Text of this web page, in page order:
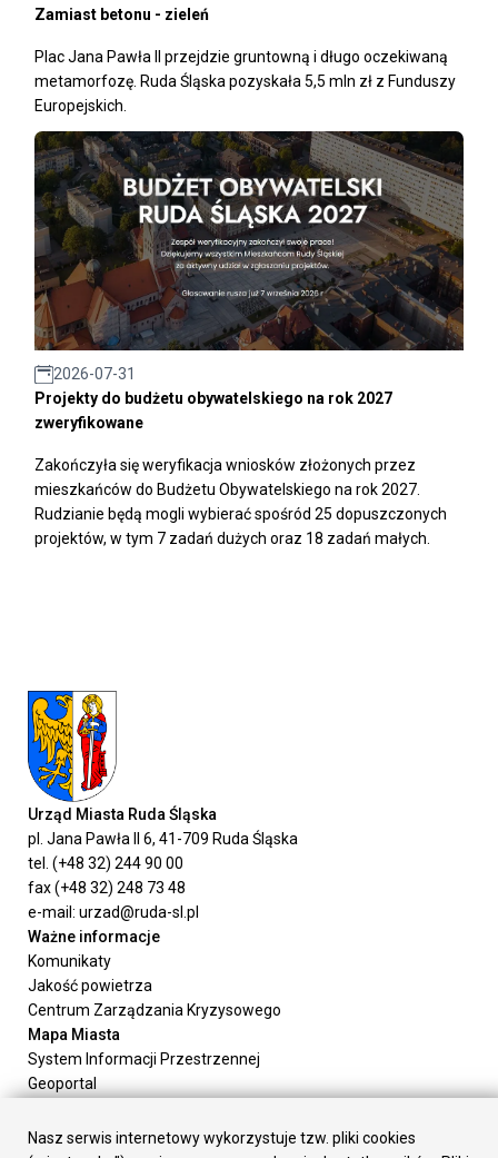
Zamiast betonu - zieleń
Plac Jana Pawła II przejdzie gruntowną i długo oczekiwaną
metamorfozę. Ruda Śląska pozyskała 5,5 mln zł z Funduszy
Europejskich.
2026-07-31
Projekty do budżetu obywatelskiego na rok 2027
zweryfikowane
Zakończyła się weryfikacja wniosków złożonych przez
mieszkańców do Budżetu Obywatelskiego na rok 2027.
Rudzianie będą mogli wybierać spośród 25 dopuszczonych
projektów, w tym 7 zadań dużych oraz 18 zadań małych.
Urząd Miasta Ruda Śląska
pl. Jana Pawła II 6, 41-709 Ruda Śląska
tel. (+48 32) 244 90 00
fax (+48 32) 248 73 48
e-mail: urzad@ruda-sl.pl
Ważne informacje
Komunikaty
Jakość powietrza
Centrum Zarządzania Kryzysowego
Mapa Miasta
System Informacji Przestrzennej
Geoportal
Załatw sprawę
Nasz serwis internetowy wykorzystuje tzw. pliki cookies